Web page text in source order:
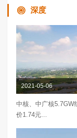
深度
2021-05-06
中核、中广核5.7GW
价1.74元...